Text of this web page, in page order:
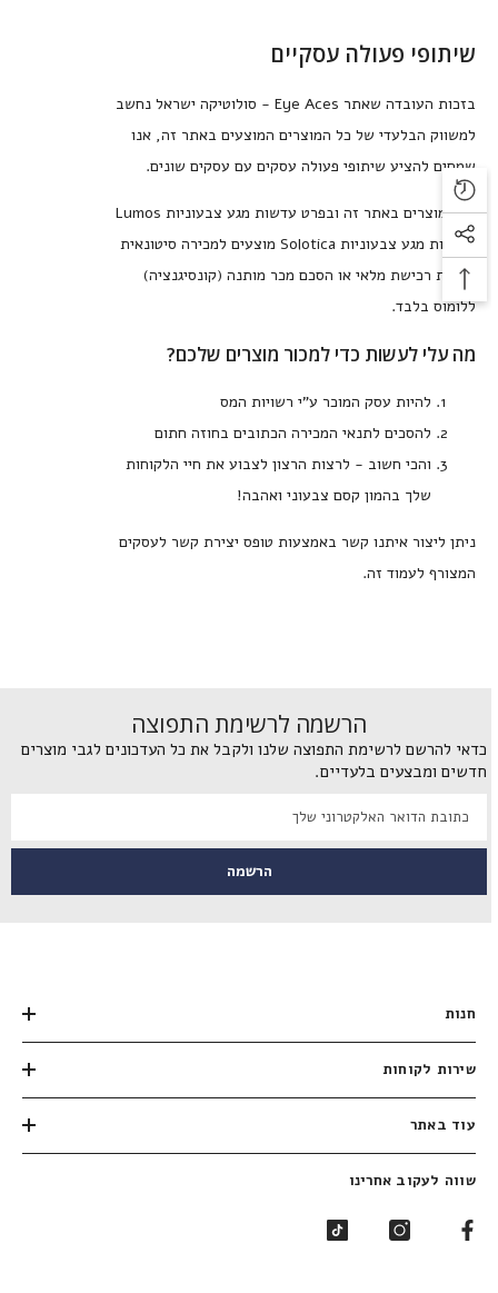
שיתופי פעולה עסקיים
בזכות העובדה שאתר Eye Aces - סולוטיקה ישראל נחשב
למשווק הבלעדי של כל המוצרים המוצעים באתר זה, אנו
שמחים להציע שיתופי פעולה עסקים עם עסקים שונים.
כל המוצרים באתר זה ובפרט עדשות מגע צבעוניות Lumos
ועדשות מגע צבעוניות Solotica מוצעים למכירה סיטונאית
בצורת רכישת מלאי או הסכם מכר מותנה (קונסיגנציה)
ללומוס בלבד.
מה עלי לעשות כדי למכור מוצרים שלכם?
להיות עסק המוכר ע"י רשויות המס
להסכים לתנאי המכירה הכתובים בחוזה חתום
והכי חשוב - לרצות הרצון לצבוע את חיי הלקוחות
שלך בהמון קסם צבעוני ואהבה!
ניתן ליצור איתנו קשר באמצעות טופס יצירת קשר לעסקים
המצורף לעמוד זה.
הרשמה לרשימת התפוצה
כדאי להרשם לרשימת התפוצה שלנו ולקבל את כל העדכונים לגבי מוצרים
חדשים ומבצעים בלעדיים.
הרשמה
חנות
שירות לקוחות
עוד באתר
שווה לעקוב אחרינו